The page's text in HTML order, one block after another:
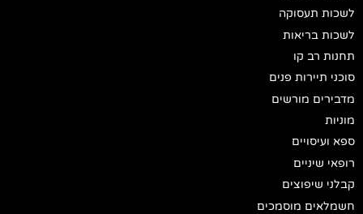
לשכות תעסוקה
לשכות בריאות
תחנות רב קו
סוכני תיירות פנים
מדבירים מורשים
מוניות
ספא ועיסויים
רופאי שיניים
קבלני שיפוצים
חשמלאים מוסמכים